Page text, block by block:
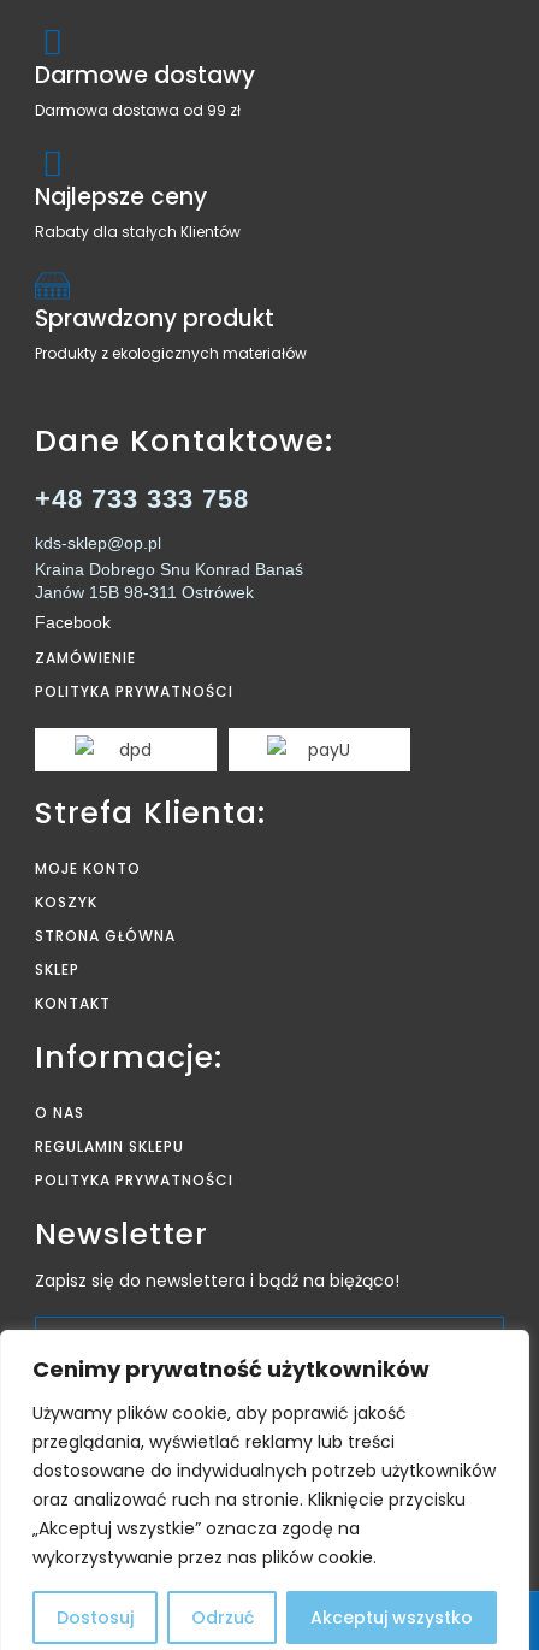
Cenimy prywatność użytkowników
Używamy plików cookie, aby poprawić jakość
przeglądania, wyświetlać reklamy lub treści
dostosowane do indywidualnych potrzeb użytkowników
oraz analizować ruch na stronie. Kliknięcie przycisku
„Akceptuj wszystkie” oznacza zgodę na
wykorzystywanie przez nas plików cookie.
Dostosuj Odrzuć Akceptuj wszystko
Darmowe dostawy
Darmowa dostawa od 99 zł
Najlepsze ceny
Rabaty dla stałych Klientów
Sprawdzony produkt
Produkty z ekologicznych materiałów
Dane Kontaktowe:
+48 733 333 758
kds-sklep@op.pl
Kraina Dobrego Snu Konrad Banaś
Janów 15B 98-311 Ostrówek
Facebook
ZAMÓWIENIE
POLITYKA PRYWATNOŚCI
Strefa Klienta:
MOJE KONTO
KOSZYK
STRONA GŁÓWNA
SKLEP
KONTAKT
Informacje:
O NAS
REGULAMIN SKLEPU
POLITYKA PRYWATNOŚCI
Newsletter
Zapisz się do newslettera i bądź na biężąco!
Subsktrybując zgadzam się na przetwarzanie moich
danych osobowych, zgodne z polityką prywatności i
regulaminem sklepu
@ COPYRIGHT 2024 KRAINA DOBREGO SNU I
STWORZONE W RAMACH